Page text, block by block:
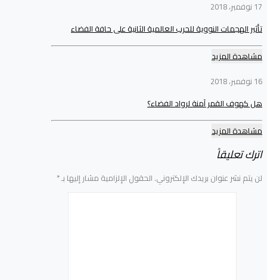
17 نوفمبر، 2018
تأثير الهجمات النووية للحرب العالمية الثانية على حافة الفضاء
مشاهدة المزيد
16 نوفمبر، 2018
هل كهوف القمر آمنة لرواد الفضاء؟
مشاهدة المزيد
اترك تعليقاً
لن يتم نشر عنوان بريدك الإلكتروني. الحقول الإلزامية مشار إليها بـ*